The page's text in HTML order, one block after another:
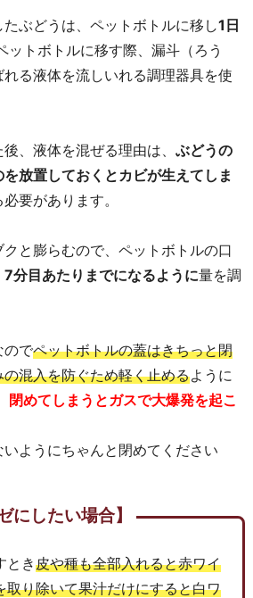
ぶどうは、ペットボトルに移し1日
ットボトルに移す際、漏斗（ろう
る液体を流しいれる調理器具を使
、液体を混ぜる理由は、 ぶどうの
放置しておくとカビが生えてしま
要があります。
と膨らむので、ペットボトルの口
7分目あたりまでになるように量を調
のでペットボトルの蓋はきちっと閉
混入を防ぐため軽く止めるように
閉めてしまうとガスで大爆発を起こ
ようにちゃんと閉めてください
にしたい場合】
とき皮や種も全部入れると赤ワイ
取り除いて果汁だけにすると白ワ